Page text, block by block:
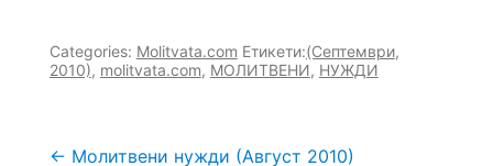
Categories: Molitvata.com Етикети:(Септември,
2010), molitvata.com, МОЛИТВЕНИ, НУЖДИ
← Молитвени нужди (Август 2010)